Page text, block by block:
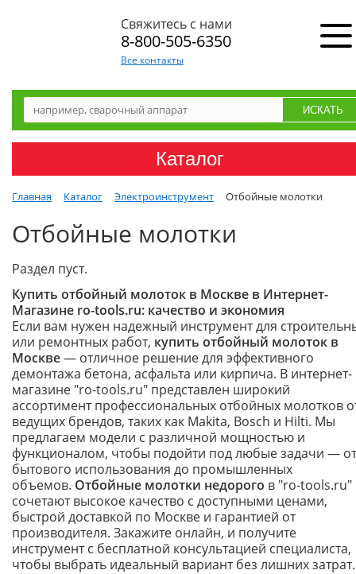
Свяжитесь с нами
8-800-505-6350
Все контакты
Каталог
Главная Каталог Электроинструмент Отбойные молотки
Отбойные молотки
Раздел пуст.
Купить отбойный молоток в Москве в Интернет-
Магазине ro-tools.ru: качество и экономия
Если вам нужен надежный инструмент для
или ремонтных работ, купить отбойный молоток в
Москве— отличное решение для эффективного
демонтажа бетона, асфальта или кирпича. В интернет-
магазине "ro-tools.ru" представлен широкий
ассортимент профессиональных отбойных молотков
ведущих брендов, таких как Makita, Bosch и Hilti. Мы
предлагаем модели с различной мощностью и
функционалом, чтобы подойти под любые задачи — от
бытового использования до промышленных
объемов. Отбойные молотки недорого в "ro-tools.ru"
сочетают высокое качество с доступными ценами,
быстрой доставкой по Москве и гарантией от
производителя. Закажите онлайн, и получите
инструмент с бесплатной консультацией специалиста,
чтобы выбрать идеальный вариант без лишних затрат.